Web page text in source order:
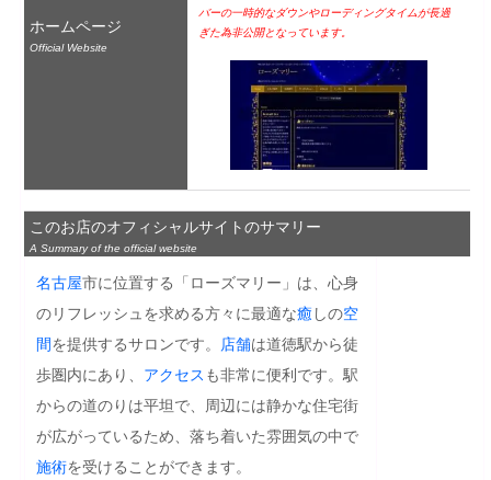
ホームページ
Official Website
バーの一時的なダウンやローディングタイムが長過
ぎた為非公開となっています。
このお店のオフィシャルサイトのサマリー
A Summary of the official website
名古屋市に位置する「ローズマリー」は、心身
のリフレッシュを求める方々に最適な癒 しの空
間を提供するサロンです。 店舗は道徳駅から徒
歩圏内にあり、 アクセス も非常に便利です。駅
からの道のりは平坦で、周辺には静かな住宅街
が広がっているため、落ち着いた雰囲気の中で
施術を受けることができます。